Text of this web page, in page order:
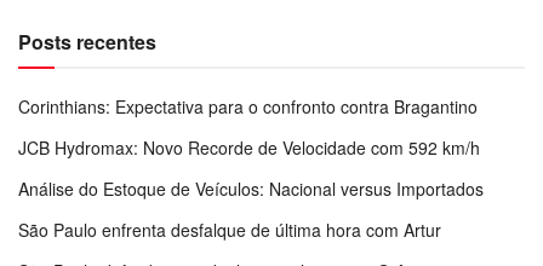
Posts recentes
Corinthians: Expectativa para o confronto contra Bragantino
JCB Hydromax: Novo Recorde de Velocidade com 592 km/h
Análise do Estoque de Veículos: Nacional versus Importados
São Paulo enfrenta desfalque de última hora com Artur